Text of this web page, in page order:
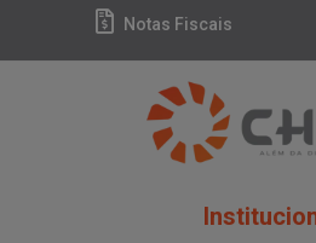
Notas Fiscais